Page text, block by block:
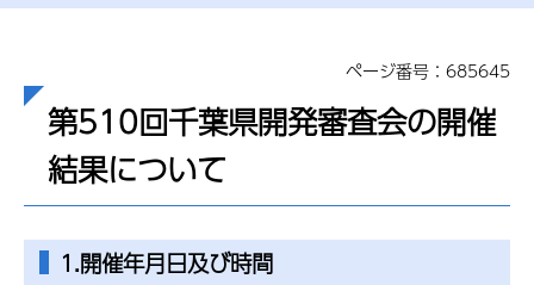
ページ番号：685645
第510回千葉県開発審査会の開催
結果について
1.開催年月日及び時間